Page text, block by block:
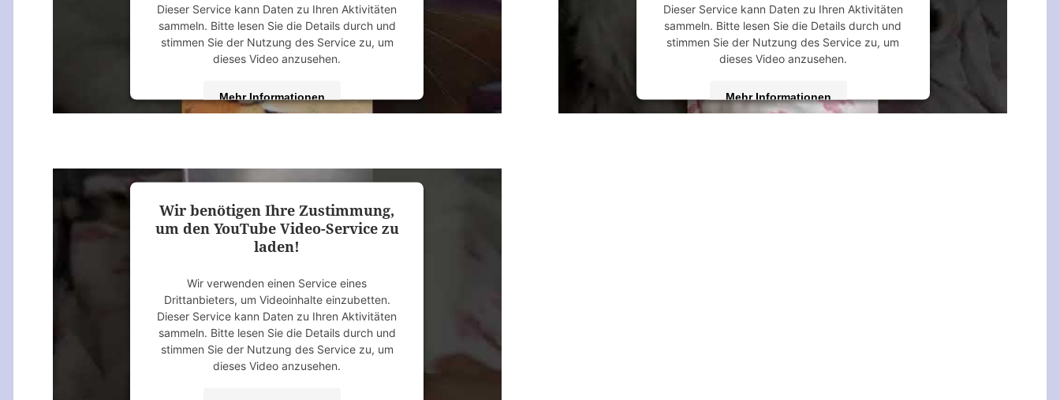
Dieser Service kann Daten zu Ihren Aktivitäten
sammeln. Bitte lesen Sie die Details durch und
stimmen Sie der Nutzung des Service zu, um
dieses Video anzusehen.
Mehr Informationen
powered byUsercentrics Consent Management
Platform&eRecht24
Dieser Service kann Daten zu Ihren Aktivitäten
sammeln. Bitte lesen Sie die Details durch und
stimmen Sie der Nutzung des Service zu, um
dieses Video anzusehen.
Mehr Informationen
Wir benötigen Ihre Zustimmung,
um den YouTube Video-Service zu
laden!
Wir verwenden einen Service eines
Drittanbieters, um Videoinhalte einzubetten.
Dieser Service kann Daten zu Ihren Aktivitäten
sammeln. Bitte lesen Sie die Details durch und
stimmen Sie der Nutzung des Service zu, um
dieses Video anzusehen.